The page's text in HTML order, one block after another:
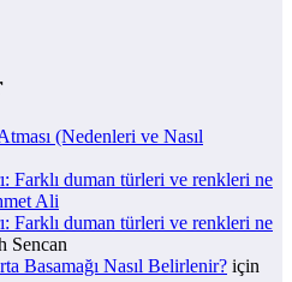
(Nedenleri ve Nasıl
Farklı duman türleri ve renkleri ne
Ali
Farklı duman türleri ve renkleri ne
Sencan
Basamağı Nasıl Belirlenir? için